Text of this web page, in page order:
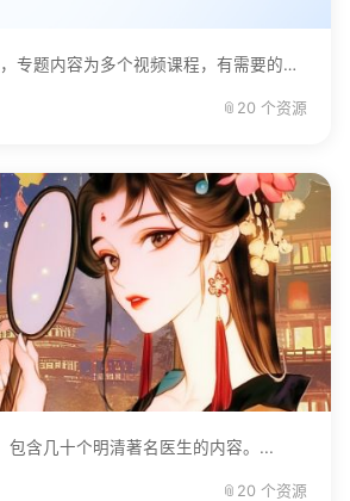
Excel公式学习课程，专题内容为多个视频课程，有需要的自己下载学习。...
📎 20 个资源
包含几十个明清著名医生的内容。...
📎 20 个资源